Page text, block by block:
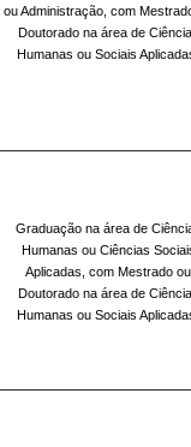
ou Administração, com
Doutorado na área de
Humanas ou Sociais
Graduação na área de
Humanas ou Ciências
Aplicadas, com Mestrado ou
Doutorado na área de
Humanas ou Sociais